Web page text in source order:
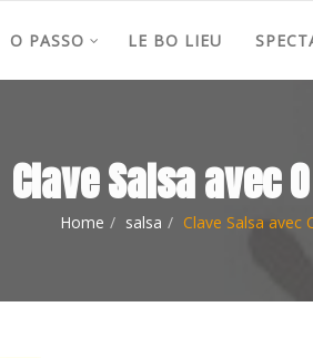
O PASSO LE BO LIEU
Clave Salsa avec
Home salsa Clave Salsa avec